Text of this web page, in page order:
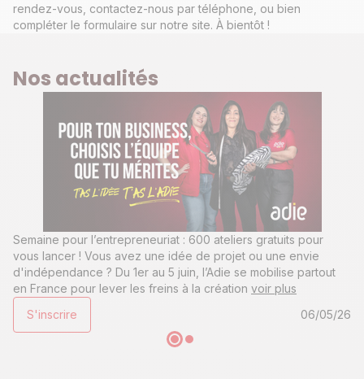
rendez-vous, contactez-nous par téléphone, ou bien
compléter le formulaire sur notre site. À bientôt !
Nos actualités
Semaine pour l’entrepreneuriat : 600 ateliers gratuits pour
vous lancer ! Vous avez une idée de projet ou une envie
d'indépendance ? Du 1er au 5 juin, l’Adie se mobilise partout
en France pour lever les freins à la création voir plus
S'inscrire
06/05/26